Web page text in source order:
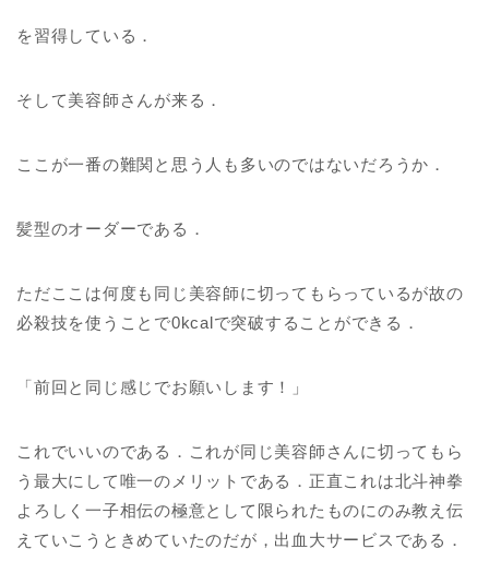
を習得している．
そして美容師さんが来る．
ここが一番の難関と思う人も多いのではないだろうか．
髪型のオーダーである．
ただここは何度も同じ美容師に切ってもらっているが故の
必殺技を使うことで0kcalで突破することができる．
「前回と同じ感じでお願いします！」
これでいいのである．これが同じ美容師さんに切ってもら
う最大にして唯一のメリットである．正直これは北斗神拳
よろしく一子相伝の極意として限られたものにのみ教え伝
えていこうときめていたのだが，出血大サービスである．